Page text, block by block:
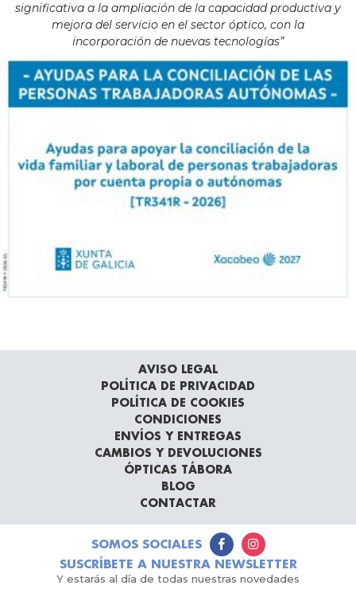
significativa a la ampliación de la capacidad productiva y
mejora del servicio en el sector óptico, con la
incorporación de nuevas tecnologías”
AVISO LEGAL
POLÍTICA DE PRIVACIDAD
POLÍTICA DE COOKIES
CONDICIONES
ENVÍOS Y ENTREGAS
CAMBIOS Y DEVOLUCIONES
ÓPTICAS TÁBORA
BLOG
CONTACTAR
SOMOS SOCIALES
SUSCRÍBETE A NUESTRA NEWSLETTER
Y estarás al día de todas nuestras novedades